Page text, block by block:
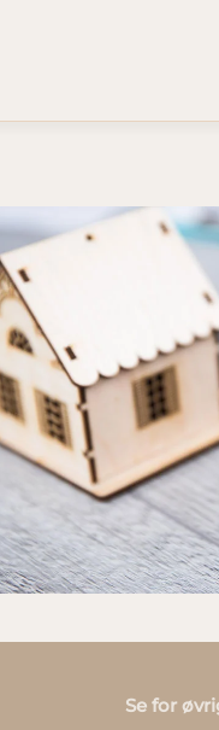
Se for